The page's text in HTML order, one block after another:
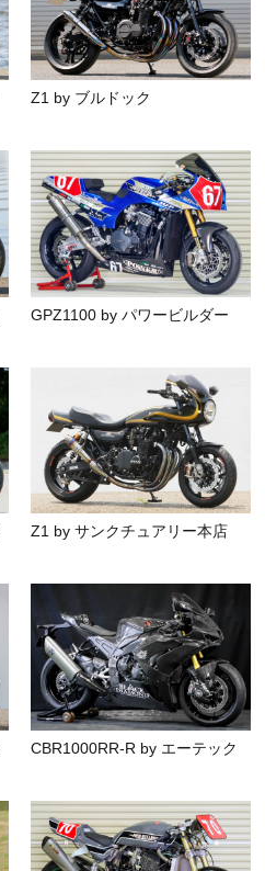
Z1 by ブルドック
GPZ1100 by パワービルダー
Z1 by サンクチュアリー本店
CBR1000RR-R by エーテック